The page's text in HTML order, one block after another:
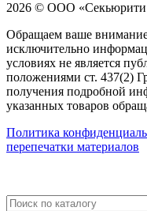
2026 © ООО «Секьюрити
Обращаем ваше
исключительно
условиях не является
положениями ст. 437(2)
получения подробной
указанных товаров
Политика
перепечатки материалов